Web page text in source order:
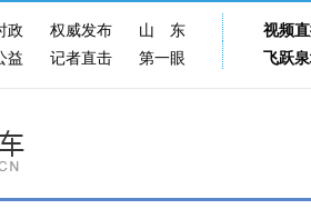
政 权威发布 山东
视频
益 记者直击 第一眼 飞跃